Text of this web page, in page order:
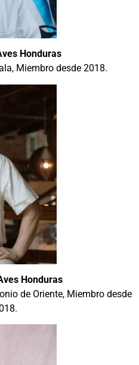
Honduras
Miembro desde 2018.
Honduras
de Oriente, Miembro desde